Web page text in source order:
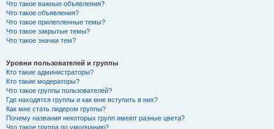
Что такое важные объявления?
Что такое объявления?
Что такое прилепленные темы?
Что такое закрытые темы?
Что такое значки тем?
Уровни пользователей и группы
Кто такие администраторы?
Кто такие модераторы?
Что такое группы пользователей?
Где находятся группы и как мне вступить в них?
Как мне стать лидером группы?
Почему названия некоторых групп имеют разные цвета?
Что такое группа по умолчанию?